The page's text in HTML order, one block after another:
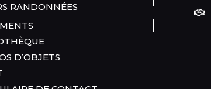
RANDONNÉES
D’OBJETS